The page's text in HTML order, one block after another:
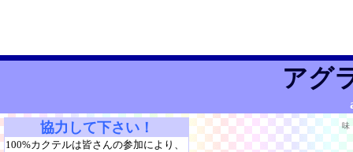
アグ
協力して下さい！
100%カクテルは皆さんの参加により、
味